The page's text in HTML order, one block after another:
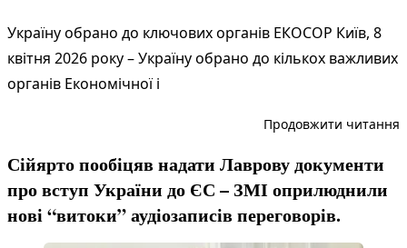
Україну обрано до ключових органів ЕКОСОР Київ, 8
квітня 2026 року – Україну обрано до кількох важливих
органів Економічної і
Продовжити читання
Сійярто пообіцяв надати Лаврову документи
про вступ України до ЄС – ЗМІ оприлюднили
нові “витоки” аудіозаписів переговорів.